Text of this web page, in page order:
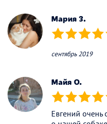
Мария З.
(*) (*) (*) (*)
сентябрь 2019
Майя О.
(*) (*) (*) (*)
Евгений очень